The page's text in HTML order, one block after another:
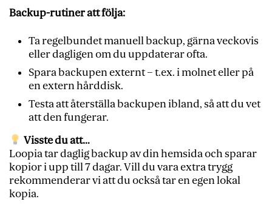
Backup-rutiner att följa:
Ta regelbundet manuell backup, gärna veckovis
eller dagligen om du uppdaterar ofta.
Spara backupen externt – t.ex. i molnet eller på
en extern hårddisk.
Testa att återställa backupen ibland, så att du vet
att den fungerar.
Visste du att…
Loopia tar daglig backup av din hemsida och sparar
kopior i upp till 7 dagar. Vill du vara extra trygg
rekommenderar vi att du också tar en egen lokal
kopia.